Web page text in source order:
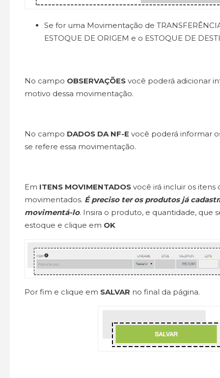
Se for uma Movimentação de
ESTOQUE DE ORIGEM e o ESTOQUE DE
No campo OBSERVAÇÕES você poderá adicionar
motivo dessa movimentação.
No campo DADOS DA NF-E você poderá informar
se refere essa movimentação.
Em ITENS MOVIMENTADOS você irá incluir os itens
movimentados. É preciso ter os produtos já
movimentá-lo. Insira o produto, e quantidade, que
estoque e clique em OK
Por fim e clique em SALVAR no final da página.